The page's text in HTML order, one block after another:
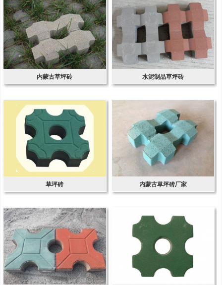
内蒙古草坪砖 水泥制品草坪砖
草坪砖 内蒙古草坪砖厂家